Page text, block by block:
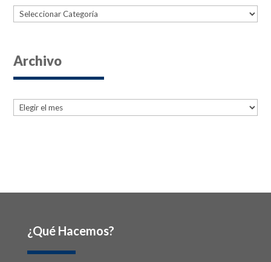
Categorías
Archivo
Archives
¿Qué Hacemos?